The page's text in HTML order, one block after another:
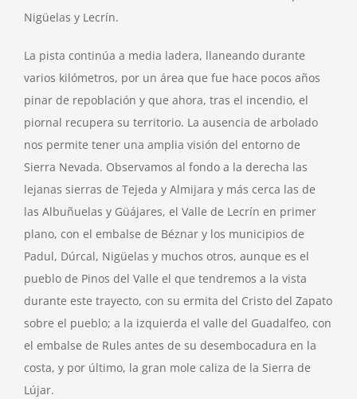
Nigüelas y Lecrín.
La pista continúa a media ladera, llaneando durante
varios kilómetros, por un área que fue hace pocos años
pinar de repoblación y que ahora, tras el incendio, el
piornal recupera su territorio. La ausencia de arbolado
nos permite tener una amplia visión del entorno de
Sierra Nevada. Observamos al fondo a la derecha las
lejanas sierras de Tejeda y Almijara y más cerca las de
las Albuñuelas y Güájares, el Valle de Lecrín en primer
plano, con el embalse de Béznar y los municipios de
Padul, Dúrcal, Nigüelas y muchos otros, aunque es el
pueblo de Pinos del Valle el que tendremos a la vista
durante este trayecto, con su ermita del Cristo del Zapato
sobre el pueblo; a la izquierda el valle del Guadalfeo, con
el embalse de Rules antes de su desembocadura en la
costa, y por último, la gran mole caliza de la Sierra de
Lújar.